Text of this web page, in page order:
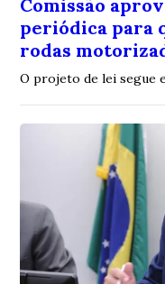
Comissão
periódica para
rodas
O projeto de lei segue